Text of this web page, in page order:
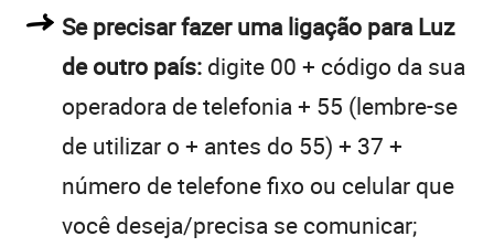
Se precisar fazer uma ligação para Luz
de outro país: digite 00 + código da sua
operadora de telefonia + 55 (lembre-se
de utilizar o + antes do 55) + 37 +
número de telefone fixo ou celular que
você deseja/precisa se comunicar;